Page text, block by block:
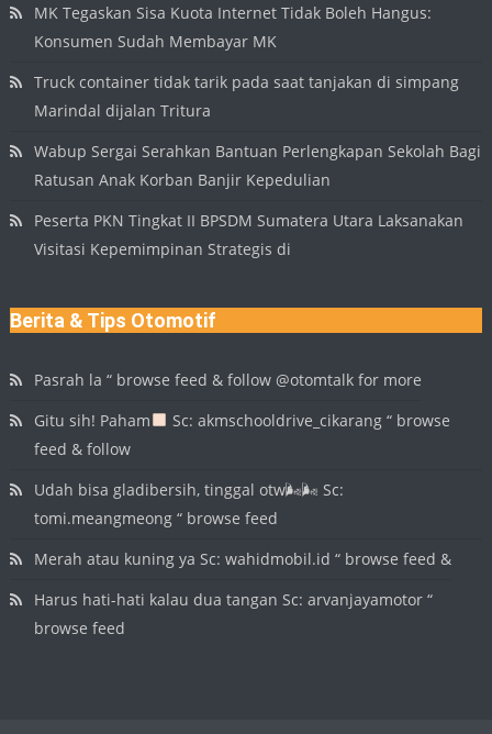
MK Tegaskan Sisa Kuota Internet Tidak Boleh Hangus:
Konsumen Sudah Membayar MK
Truck container tidak tarik pada saat tanjakan di simpang
Marindal dijalan Tritura
Wabup Sergai Serahkan Bantuan Perlengkapan Sekolah Bagi
Ratusan Anak Korban Banjir Kepedulian
Peserta PKN Tingkat II BPSDM Sumatera Utara Laksanakan
Visitasi Kepemimpinan Strategis di
Berita & Tips Otomotif
Pasrah la “ browse feed & follow @otomtalk for more
Gitu sih! Paham
Sc: akmschooldrive_cikarang “ browse
feed & follow
Udah bisa gladibersih, tinggal otw🌬🌬 Sc:
tomi.meangmeong “ browse feed
Merah atau kuning ya Sc: wahidmobil.id “ browse feed &
Harus hati-hati kalau dua tangan Sc: arvanjayamotor “
browse feed